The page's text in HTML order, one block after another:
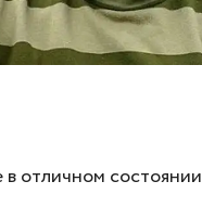
отличном состоянии